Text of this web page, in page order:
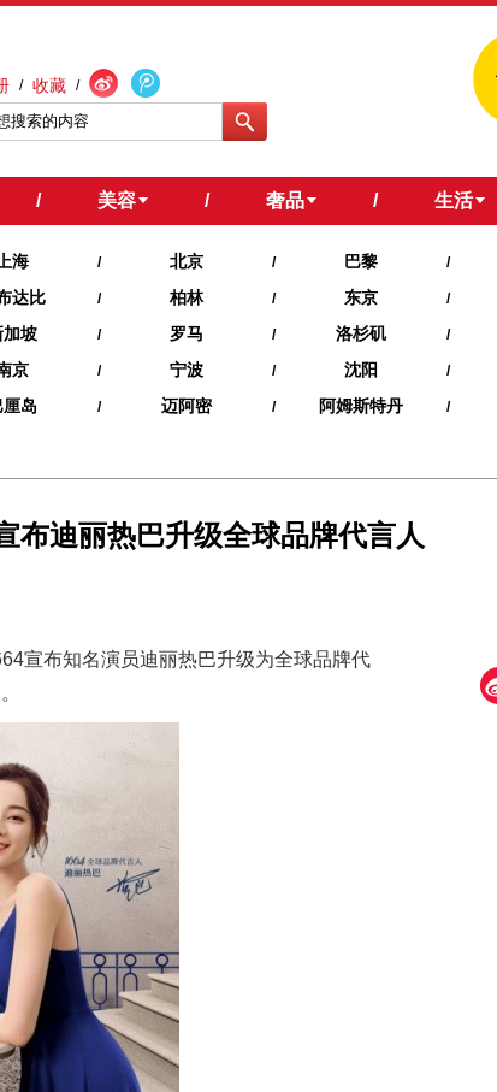
/ 收藏 /
/ 美容 / 奢品 / 生活
上海 / 北京 / 巴黎 /
达比 / 柏林 / 东京 /
加坡 / 罗马 / 洛杉矶 /
京 / 宁波 / 沈阳 /
厘岛 / 迈阿密 / 阿姆斯特丹 /
迪丽热巴升级全球品牌代言人
宣布知名演员迪丽热巴升级为全球品牌代